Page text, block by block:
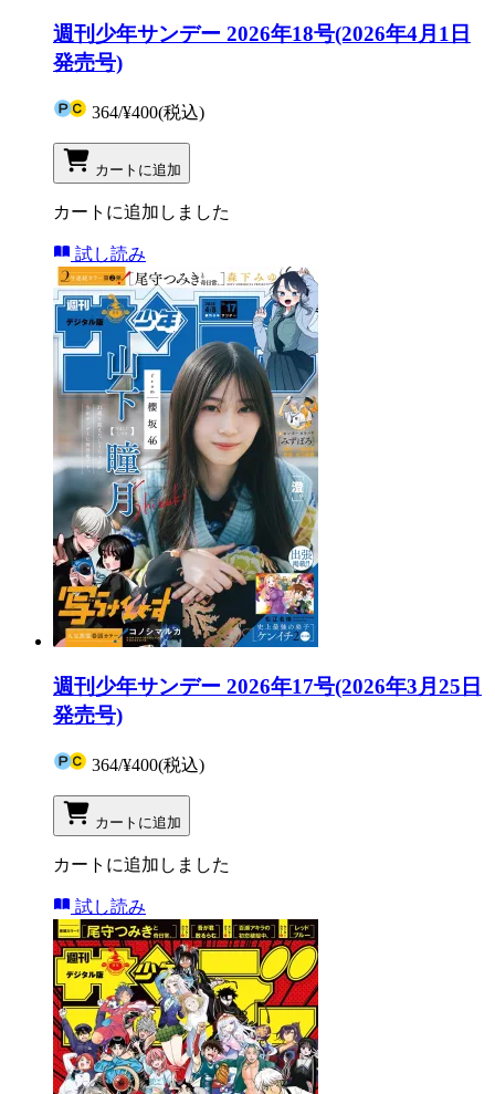
週刊少年サンデー 2026年18号(2026年4月1日
発売号)
364/¥400(税込)
カートに追加
カートに追加しました
試し読み
週刊少年サンデー 2026年17号(2026年3月25日
発売号)
364/¥400(税込)
カートに追加
カートに追加しました
試し読み